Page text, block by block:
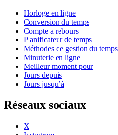
Horloge en ligne
Conversion du temps
Compte a rebours
Planificateur de temps
Méthodes de gestion du temps
Minuterie en ligne
Meilleur moment pour
Jours depuis
Jours jusqu’à
Réseaux sociaux
X